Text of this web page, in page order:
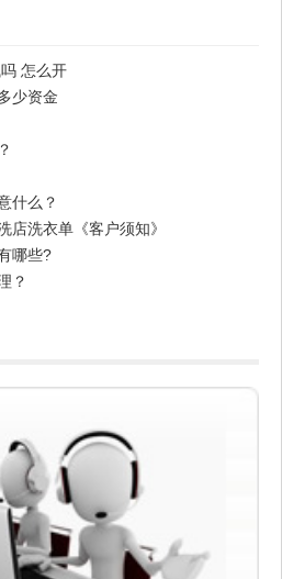
怎么开
少资金
什么？
店洗衣单《客户须知》
哪些?
？